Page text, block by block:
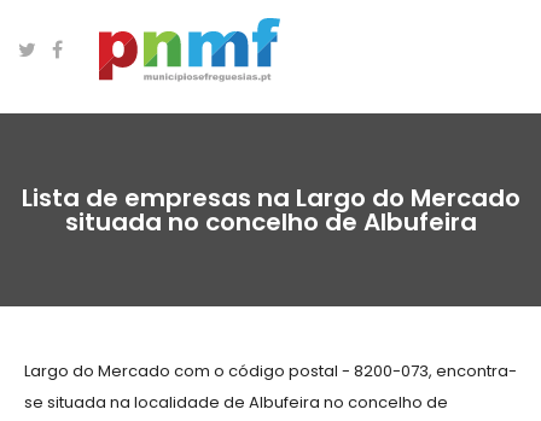
Lista de empresas na Largo do Mercado
situada no concelho de Albufeira
Largo do Mercado com o código postal - 8200-073, encontra-
se situada na localidade de Albufeira no concelho de